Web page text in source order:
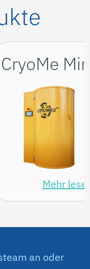
Pro
CryoMe
Mehr
an oder